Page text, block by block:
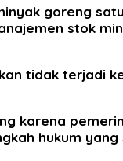
goreng
stok
tidak terjadi
karena
hukum